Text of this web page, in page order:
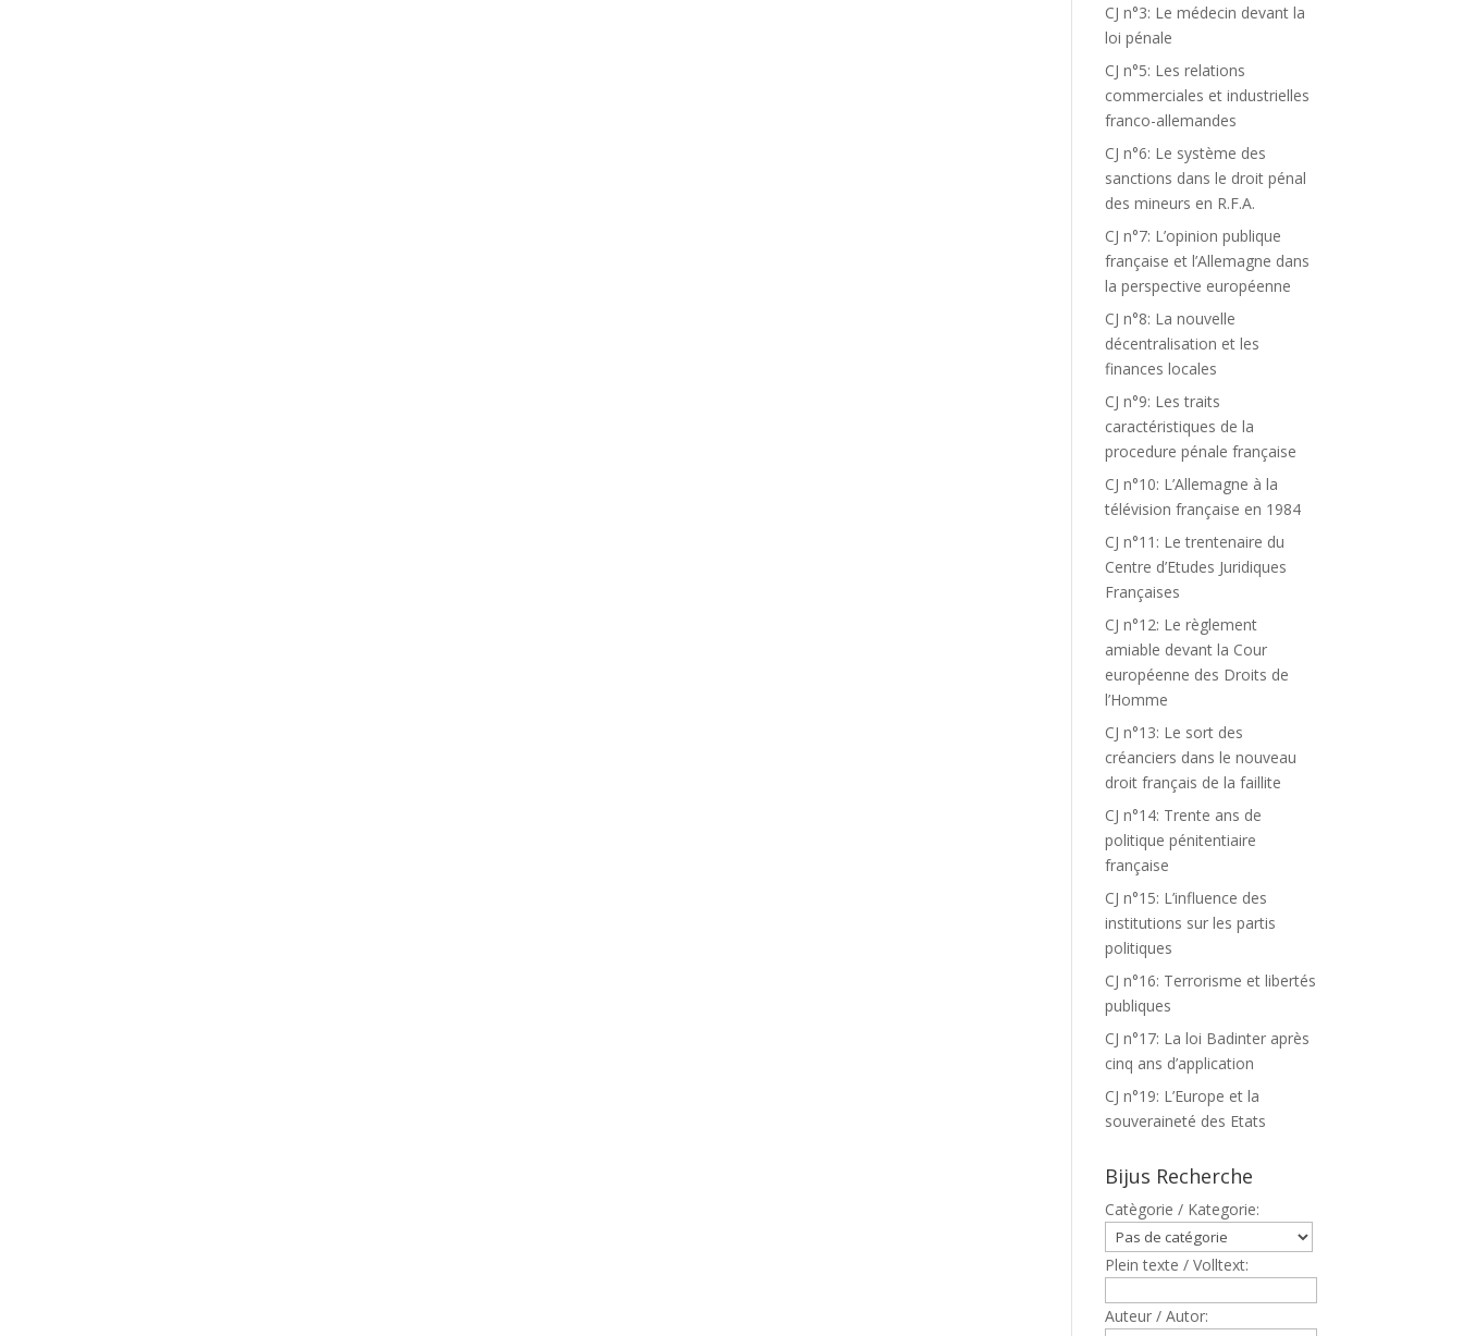
CJ n°3: Le médecin devant la
loi pénale
CJ n°5: Les relations
commerciales et industrielles
franco-allemandes
CJ n°6: Le système des
sanctions dans le droit pénal
des mineurs en R.F.A.
CJ n°7: L’opinion publique
française et l’Allemagne dans
la perspective européenne
CJ n°8: La nouvelle
décentralisation et les
finances locales
CJ n°9: Les traits
caractéristiques de la
procedure pénale française
CJ n°10: L’Allemagne à la
télévision française en 1984
CJ n°11: Le trentenaire du
Centre d’Etudes Juridiques
Françaises
CJ n°12: Le règlement
amiable devant la Cour
européenne des Droits de
l’Homme
CJ n°13: Le sort des
créanciers dans le nouveau
droit français de la faillite
CJ n°14: Trente ans de
politique pénitentiaire
française
CJ n°15: L’influence des
institutions sur les partis
politiques
CJ n°16: Terrorisme et libertés
publiques
CJ n°17: La loi Badinter après
cinq ans d’application
CJ n°19: L’Europe et la
souveraineté des Etats
Bijus Recherche
Catègorie / Kategorie:
Plein texte / Volltext:
Auteur / Autor: